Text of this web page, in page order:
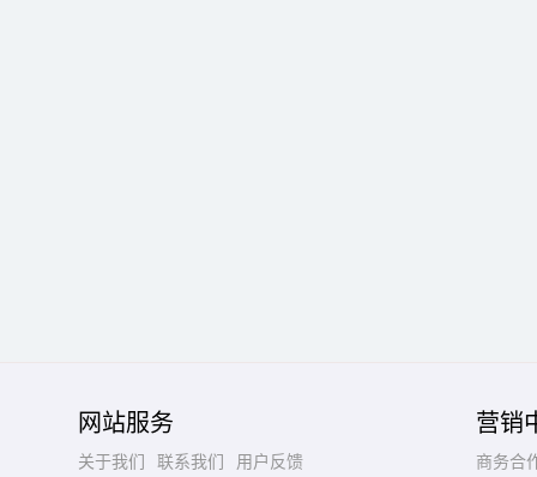
网站服务
关于我们 联系我们
用户反馈
营销
商务合